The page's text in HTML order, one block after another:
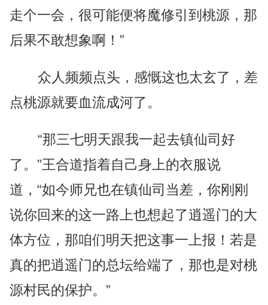
走个一会，很可能便将魔修引到桃源，那
后果不敢想象啊！”
众人频频点头，感慨这也太玄了，差
点桃源就要血流成河了。
“那三七明天跟我一起去镇仙司好
了。”王合道指着自己身上的衣服说
道，“如今师兄也在镇仙司当差，你刚刚
说你回来的这一路上也想起了逍遥门的大
体方位，那咱们明天把这事一上报！若是
真的把逍遥门的总坛给端了，那也是对桃
源村民的保护。”